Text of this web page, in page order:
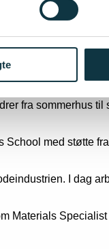
fiskeri i
for hunde, så
fra sommerhus
med støtte
I dag
Materials